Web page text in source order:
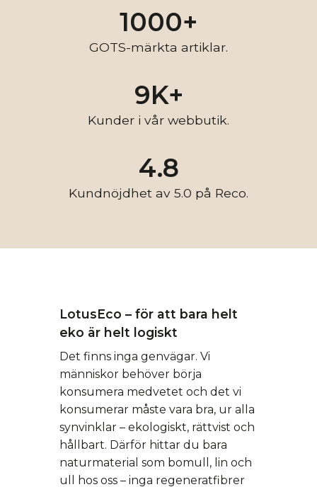
1000+
GOTS-märkta artiklar.
9K+
Kunder i vår webbutik.
4.8
Kundnöjdhet av 5.0 på Reco.
LotusEco – för att bara helt
eko är helt logiskt
Det finns inga genvägar. Vi
människor behöver börja
konsumera medvetet och det vi
konsumerar måste vara bra, ur alla
synvinklar – ekologiskt, rättvist och
hållbart. Därför hittar du bara
naturmaterial som bomull, lin och
ull hos oss – inga regeneratfibrer